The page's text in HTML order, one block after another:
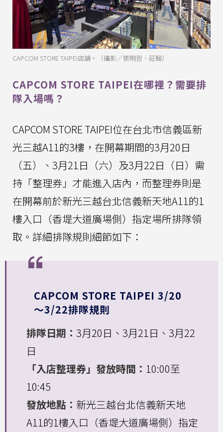
CAPCOM STORE TAIPEI店舖。（攝影／張明哲、莊翰）
CAPCOM STORE TAIPEI在哪裡？需要排
隊入場嗎？
CAPCOM STORE TAIPEI位在台北市信義區新
光三越A11的3樓，在開幕期間的3月20日
（五）、3月21日（六）及3月22日（日）需
持「整理券」才能進入店內，而整理券則是
在開幕前於新光三越台北信義新天地A11的1
樓入口（香堤大道廣場側）指定場所排隊領
取。詳細排隊規則細節如下：
CAPCOM STORE TAIPEI 3/20
～3/22排隊規則
排隊日期： 3月20日、3月21日、3月22
日
「入店整理券」發放時間： 10:00至
10:45
發放地點： 新光三越台北信義新天地
A11的1樓入口（香堤大道廣場側）指定